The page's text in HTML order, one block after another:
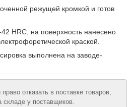
режущей кромкой и готов
HRC, на поверхность нанесено
краской.
выполнена на заводе-
отказать в поставке товаров,
складе у поставщиков.